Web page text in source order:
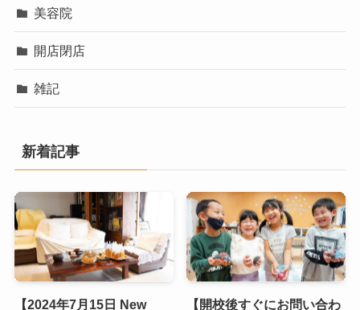
美容院
開店閉店
雑記
新着記事
【2024年7月15日 New
【開校後すぐにお問い合わ